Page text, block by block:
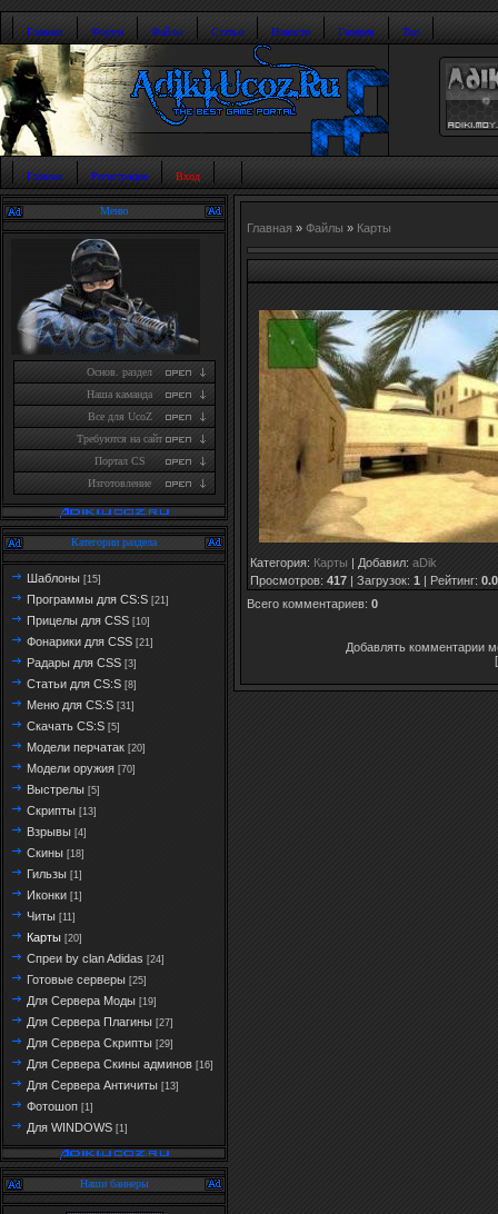
Главная Форум Файлы Статьи Новости Галерея Топ
Главная Регистрация Вход
Меню
Основ. раздел
Наша каманда
Все для UcoZ
Требуются на сайт
Портал CS
Изготовление
Категории раздела
Шаблоны [15]
Программы для CS:S [21]
Прицелы для CSS [10]
Фонарики для CSS [21]
Радары для CSS [3]
Статьи для CS:S [8]
Меню для CS:S [31]
Скачать CS:S [5]
Модели перчатак [20]
Модели оружия [70]
Выстрелы [5]
Скрипты [13]
Взрывы [4]
Скины [18]
Гильзы [1]
Иконки [1]
Читы [11]
Карты [20]
Спреи by clan Adidas [24]
Готовые серверы [25]
Для Сервера Моды [19]
Для Сервера Плагины [27]
Для Сервера Скрипты [29]
Для Сервера Скины админов [16]
Для Сервера Античиты [13]
Фотошоп [1]
Для WINDOWS [1]
Наши баннеры
Главная » Файлы » Карты
Категория: Карты | Добавил: aDik
Просмотров: 417 | Загрузок: 1 | Рейтинг: 0.0
Всего комментариев: 0
Добавлять комментарии